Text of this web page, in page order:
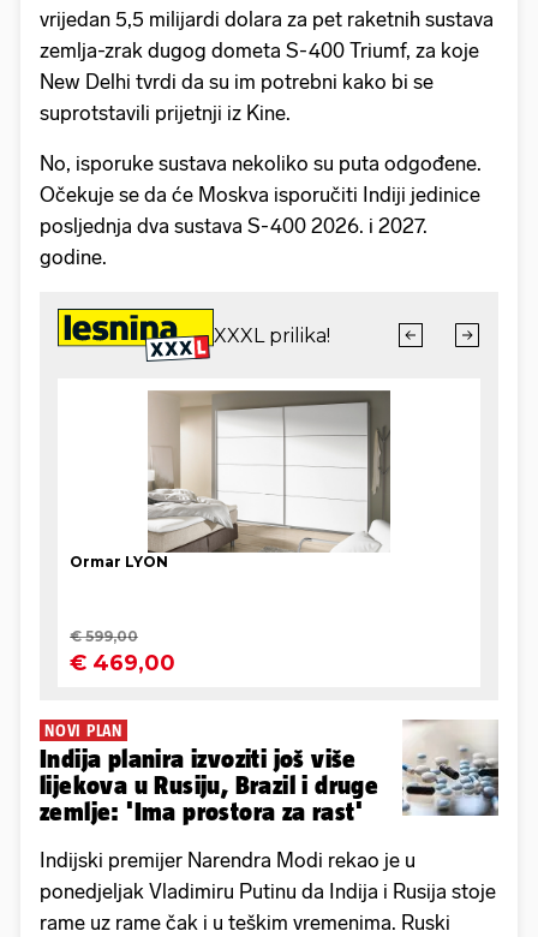
vrijedan 5,5 milijardi dolara za pet raketnih sustava
zemlja-zrak dugog dometa S-400 Triumf, za koje
New Delhi tvrdi da su im potrebni kako bi se
suprotstavili prijetnji iz Kine.
No, isporuke sustava nekoliko su puta odgođene.
Očekuje se da će Moskva isporučiti Indiji jedinice
posljednja dva sustava S-400 2026. i 2027.
godine.
NOVI PLAN
Indija planira izvoziti još više
lijekova u Rusiju, Brazil i druge
zemlje: 'Ima prostora za rast'
Indijski premijer Narendra Modi rekao je u
ponedjeljak Vladimiru Putinu da Indija i Rusija stoje
rame uz rame čak i u teškim vremenima. Ruski